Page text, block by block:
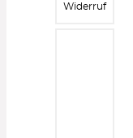
Widerruf